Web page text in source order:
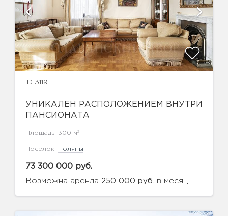
ID 31191
УНИКАЛЕН РАСПОЛОЖЕНИЕМ ВНУТРИ
ПАНСИОНАТА
Площадь: 300 м 2
Посёлок: Поляны
73 300 000 руб.
Возможна аренда 250 000 руб. в месяц